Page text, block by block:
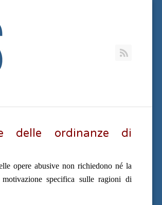
delle ordinanze di
opere abusive non richiedono né la
specifica sulle ragioni di